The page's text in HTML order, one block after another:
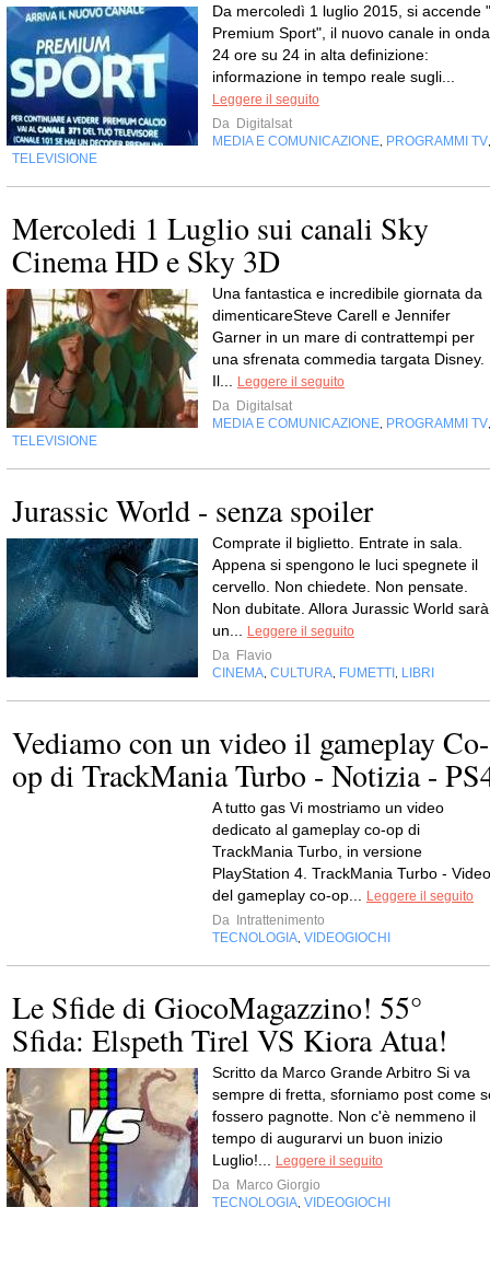
Da mercoledì 1 luglio 2015, si accende "
Premium Sport", il nuovo canale in onda
24 ore su 24 in alta definizione:
informazione in tempo reale sugli...
Leggere il seguito
Da Digitalsat
MEDIA E COMUNICAZIONE PROGRAMMI TV
TELEVISIONE
Mercoledi 1 Luglio sui canali Sky
Cinema HD e Sky 3D
Una fantastica e incredibile giornata da
dimenticareSteve Carell e Jennifer
Garner in un mare di contrattempi per
una sfrenata commedia targata Disney.
Il...
Leggere il seguito
Da Digitalsat
MEDIA E COMUNICAZIONE PROGRAMMI TV
TELEVISIONE
Jurassic World - senza spoiler
Comprate il biglietto. Entrate in sala.
Appena si spengono le luci spegnete il
cervello. Non chiedete. Non pensate.
Non dubitate. Allora Jurassic World sarà
un...
Leggere il seguito
Da Flavio
CINEMA CULTURA FUMETTI LIBRI
Vediamo con un video il gameplay Co-
op di TrackMania Turbo - Notizia -
A tutto gas Vi mostriamo un video
dedicato al gameplay co-op di
TrackMania Turbo, in versione
PlayStation 4. TrackMania Turbo - Video
del gameplay co-op...
Leggere il seguito
Da
Intrattenimento
TECNOLOGIA VIDEOGIOCHI
Le Sfide di GiocoMagazzino! 55°
Sfida: Elspeth Tirel VS Kiora Atua!
Scritto da Marco Grande Arbitro Si va
sempre di fretta, sforniamo post come
fossero pagnotte. Non c'è nemmeno il
tempo di augurarvi un buon inizio
Luglio!...
Leggere il seguito
Da Marco Giorgio
TECNOLOGIA VIDEOGIOCHI